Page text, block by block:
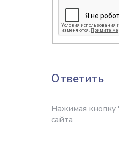
Ответить
Нажимая кнопку
сайта